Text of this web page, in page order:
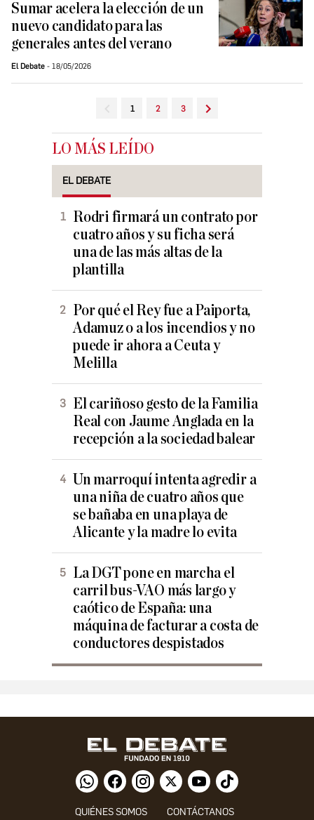
Sumar acelera la elección de un
nuevo candidato para las
generales antes del verano
El Debate 18/05/2026
1 2 3
LO MÁS LEÍDO
EL DEBATE
Rodri firmará un contrato por
cuatro años y su ficha será
una de las más altas de la
plantilla
Por qué el Rey fue a Paiporta,
Adamuz o a los incendios y no
puede ir ahora a Ceuta y
Melilla
El cariñoso gesto de la Familia
Real con Jaume Anglada en la
recepción a la sociedad balear
Un marroquí intenta agredir a
una niña de cuatro años que
se bañaba en una playa de
Alicante y la madre lo evita
La DGT pone en marcha el
carril bus-VAO más largo y
caótico de España: una
máquina de facturar a costa de
conductores despistados
QUIÉNES SOMOS CONTÁCTANOS